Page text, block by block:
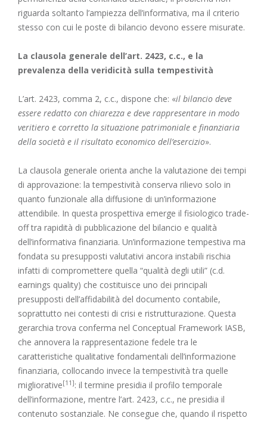
riguarda soltanto l’ampiezza dell’informativa, ma il criterio
stesso con cui le poste di bilancio devono essere misurate.
La clausola generale dell’art. 2423, c.c., e la
prevalenza della veridicità sulla tempestività
L’art. 2423, comma 2, c.c., dispone che: «il bilancio deve
essere redatto con chiarezza e deve rappresentare in modo
veritiero e corretto la situazione patrimoniale e finanziaria
della società e il risultato economico dell’esercizio».
La clausola generale orienta anche la valutazione dei tempi
di approvazione: la tempestività conserva rilievo solo in
quanto funzionale alla diffusione di un’informazione
attendibile. In questa prospettiva emerge il fisiologico trade-
off tra rapidità di pubblicazione del bilancio e qualità
dell’informativa finanziaria. Un’informazione tempestiva ma
fondata su presupposti valutativi ancora instabili rischia
infatti di compromettere quella “qualità degli utili” (c.d.
earnings quality) che costituisce uno dei principali
presupposti dell’affidabilità del documento contabile,
soprattutto nei contesti di crisi e ristrutturazione. Questa
gerarchia trova conferma nel Conceptual Framework IASB,
che annovera la rappresentazione fedele tra le
caratteristiche qualitative fondamentali dell’informazione
finanziaria, collocando invece la tempestività tra quelle
migliorative[11]: il termine presidia il profilo temporale
dell’informazione, mentre l’art. 2423, c.c., ne presidia il
contenuto sostanziale. Ne consegue che, quando il rispetto